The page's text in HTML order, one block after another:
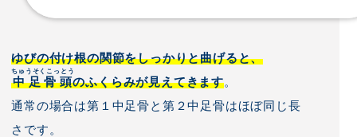
ゆびの付け根の関節をしっかりと曲げると、
中足骨頭
ちゅうそくこっとう
のふくらみが見えてきます。
通常の場合は第１中足骨と第２中足骨はほぼ同じ長
さです。